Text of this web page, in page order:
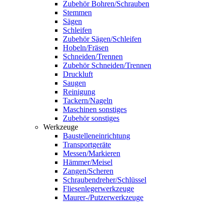
Zubehör Bohren/Schrauben
Stemmen
Sägen
Schleifen
Zubehör Sägen/Schleifen
Hobeln/Fräsen
Schneiden/Trennen
Zubehör Schneiden/Trennen
Druckluft
Saugen
Reinigung
Tackern/Nageln
Maschinen sonstiges
Zubehör sonstiges
Werkzeuge
Baustelleneinrichtung
Transportgeräte
Messen/Markieren
Hämmer/Meisel
Zangen/Scheren
Schraubendreher/Schlüssel
Fliesenlegerwerkzeuge
Maurer-/Putzerwerkzeuge